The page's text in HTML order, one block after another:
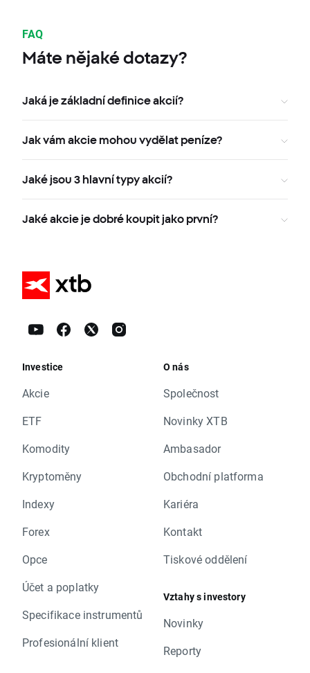
FAQ
Máte nějaké dotazy?
Jaká je základní definice akcií?
Jak vám akcie mohou vydělat peníze?
Jaké jsou 3 hlavní typy akcií?
Jaké akcie je dobré koupit jako první?
Investice
Akcie
ETF
Komodity
Kryptoměny
Indexy
Forex
Opce
Účet a poplatky
Specifikace instrumentů
Profesionální klient
O nás
Společnost
Novinky XTB
Ambasador
Obchodní platforma
Kariéra
Kontakt
Tiskové oddělení
Vztahy s investory
Novinky
Reporty